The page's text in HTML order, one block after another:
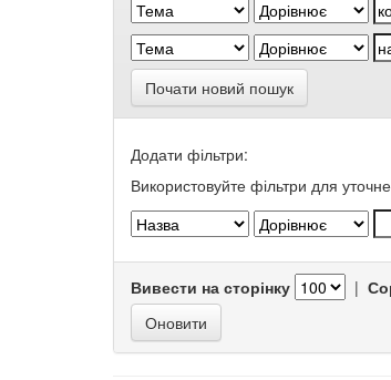
Почати новий пошук
Додати фільтри:
Використовуйте фільтри для
Вивести на сторінку |